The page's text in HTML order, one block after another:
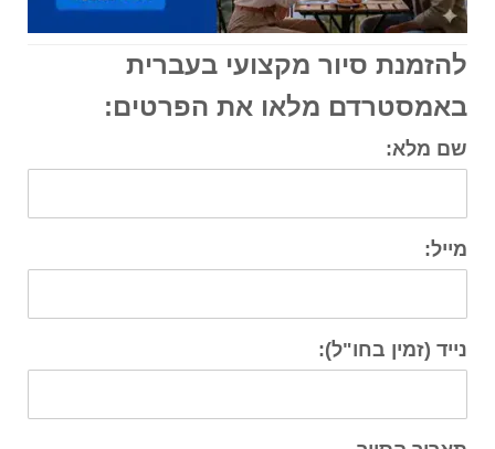
להזמנת סיור מקצועי בעברית
באמסטרדם מלאו את הפרטים:
שם מלא:
מייל:
נייד (זמין בחו"ל):